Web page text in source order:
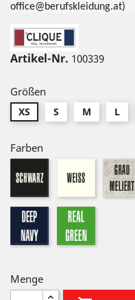
office@berufskleidung.at)
Artikel-Nr. 100339
Größen
XS S M L
Farben
weiß
dark-
navy
Menge